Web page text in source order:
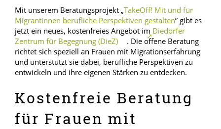
Mit unserem Beratungsprojekt „TakeOff! Mit und für
Migrantinnen berufliche Perspektiven gestalten” gibt es
jetzt ein neues, kostenfreies Angebot im Diedorfer
Zentrum für Begegnung (DieZ)
. Die offene Beratung
richtet sich speziell an Frauen mit Migrationserfahrung
und unterstützt sie dabei, berufliche Perspektiven zu
entwickeln und ihre eigenen Stärken zu entdecken.
Kostenfreie Beratung
für Frauen mit